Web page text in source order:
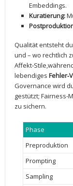
Embeddings.
Kuratierung:
Qualität entsteht
und – wo rechtlich
lebendiges
Governance wird
gestützt; ‌Fairness-
zu sichern.
Phase
Preproduktion
Prompting
Sampling